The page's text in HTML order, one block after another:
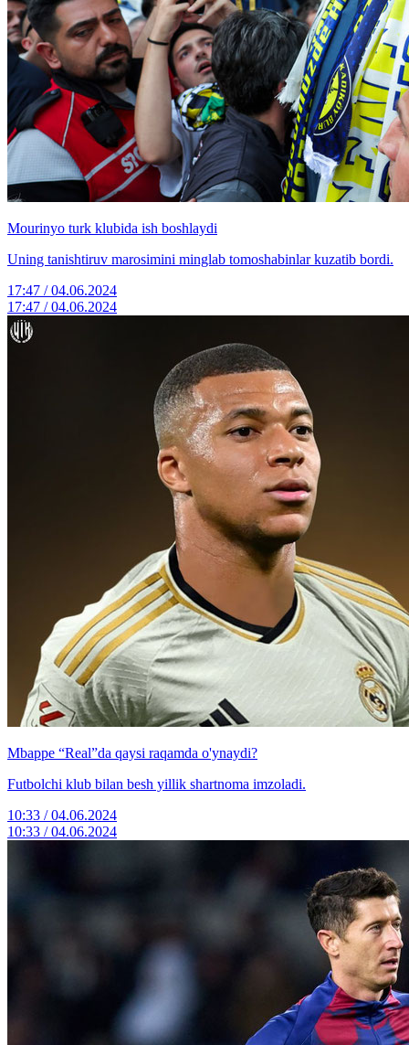
Mourinyo turk klubida ish boshlaydi
Uning tanishtiruv marosimini minglab tomoshabinlar kuzatib bordi.
17:47 / 04.06.2024
17:47 / 04.06.2024
Mbappe “Real”da qaysi raqamda o'ynaydi?
Futbolchi klub bilan besh yillik shartnoma imzoladi.
10:33 / 04.06.2024
10:33 / 04.06.2024